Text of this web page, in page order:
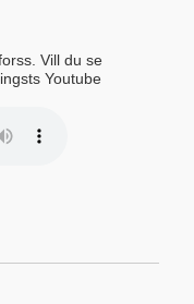
Vill du se
Youtube